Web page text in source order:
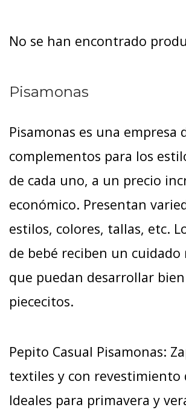
No se han encontrado
Pisamonas
Pisamonas es una empresa
complementos para los
de cada uno, a un precio
económico. Presentan
estilos, colores, tallas, etc.
de bebé reciben un cuidado
que puedan desarrollar
piececitos.
Pepito Casual Pisamonas:
textiles y con revestimiento
Ideales para primavera y